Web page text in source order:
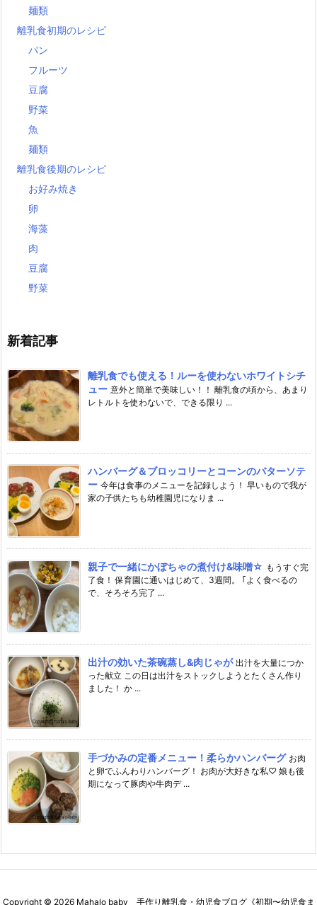
麺類
離乳食初期のレシピ
パン
フルーツ
豆腐
野菜
魚
麺類
離乳食後期のレシピ
お好み焼き
卵
海藻
肉
豆腐
野菜
新着記事
離乳食でも使える！ルーを使わないホワイトシチ
ュー 意外と簡単で美味しい！！ 離乳食の頃から、あまり
レトルトを使わないで、できる限り ...
ハンバーグ＆ブロッコリーとコーンのバターソテ
ー 今年は食事のメニューを記録しよう！ 早いもので我が
家の子供たちも幼稚園児になりま ...
親子で一緒にかぼちゃの煮付け&味噌☆ もうすぐ完
了食！ 保育園に通いはじめて、3週間。 ｢よく食べるの
で、そろそろ完了 ...
出汁の効いた茶碗蒸し&肉じゃが 出汁を大量につか
った献立 この日は出汁をストックしようとたくさん作り
ました！ か ...
手づかみの定番メニュー！柔らかハンバーグ お肉
と卵でふんわりハンバーグ！ お肉が大好きな私♡ 娘も後
期になって豚肉や牛肉デ ...
Copyright © 2026 Mahalo baby 手作り離乳食・幼児食ブログ《初期〜幼児食ま